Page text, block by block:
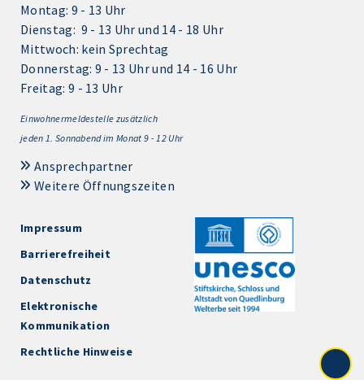
Montag: 9 - 13 Uhr
Dienstag: 9 - 13 Uhr und 14 - 18 Uhr
Mittwoch: kein Sprechtag
Donnerstag: 9 - 13 Uhr und 14 - 16 Uhr
Freitag: 9 - 13 Uhr
Einwohnermeldestelle zusätzlich
jeden 1. Sonnabend im Monat 9 - 12 Uhr
Ansprechpartner
Weitere Öffnungszeiten
Impressum
Barrierefreiheit
Datenschutz
Elektronische
Kommunikation
Rechtliche Hinweise